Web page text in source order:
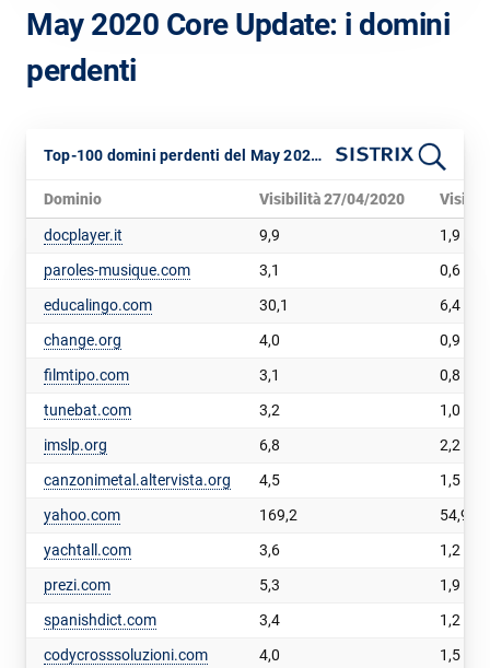
May 2020 Core Update: i domini
perdenti
Top-100 domini perdenti del May 2020 Core Update
Dominio Visibilità 27/04/2020
docplayer.it 9,9
1,9
paroles-musique.com
3,1
0,6
educalingo.com
30,1
6,4
change.org
4,0
0,9
filmtipo.com
3,1
0,8
tunebat.com
3,2
1,0
imslp.org
6,8
2,2
canzonimetal.altervista.org
4,5
1,5
yahoo.com
169,2
54,9
yachtall.com
3,6
1,2
prezi.com
5,3
1,9
spanishdict.com
3,4
1,2
codycrosssoluzioni.com
4,0
1,5